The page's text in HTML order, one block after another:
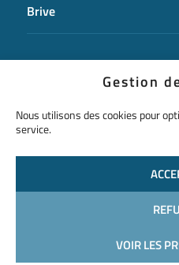
Gestion
Nous utilisons des cookies pour
service.
VOIR LES
Brive
Politique